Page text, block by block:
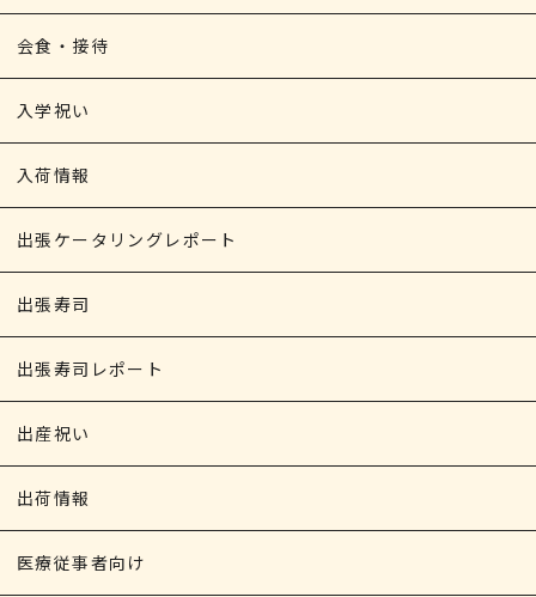
会食・接待
入学祝い
入荷情報
出張ケータリングレポート
出張寿司
出張寿司レポート
出産祝い
出荷情報
医療従事者向け